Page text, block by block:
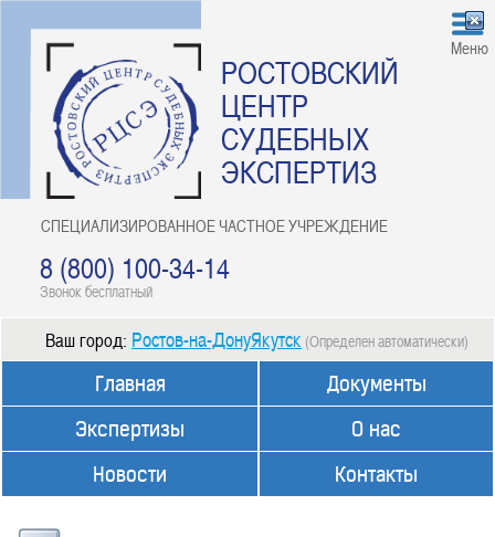
РОСТОВСКИЙ
ЦЕНТР
СУДЕБНЫХ
ЭКСПЕРТИЗ
СПЕЦИАЛИЗИРОВАННОЕ ЧАСТНОЕ УЧРЕЖДЕНИЕ
8 (800) 100-34-14
Звонок бесплатный
Меню
Ваш город: Ростов-на-ДонуЯкутск (Определен автоматически)
Главная
Экспертизы
Новости
Документы
О нас
Контакты